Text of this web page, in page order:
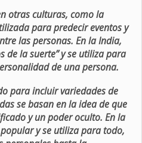
otras culturas, como la
para predecir eventos y
las personas. En la India,
de la suerte” y se utiliza para
de una persona.
para incluir variedades de
se basan en la idea de que
y un poder oculto. En la
y se utiliza para todo,